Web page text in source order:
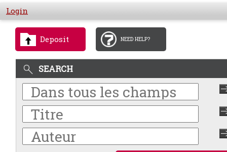
Login
Deposit NEED HELP?
SEARCH